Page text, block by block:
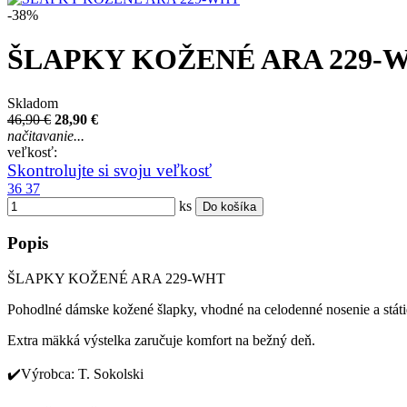
-38%
ŠLAPKY KOŽENÉ ARA 229-
Skladom
46,90 € 28,90 €
načitavanie...
veľkosť:
Skontrolujte si svoju veľkosť
36 37
ks
Do košíka
Popis
ŠLAPKY KOŽENÉ ARA 229-WHT
Pohodlné dámske kožené šlapky, vhodné na celodenné nosenie a
Extra mäkká výstelka zaručuje komfort na bežný deň.
✔️Výrobca: T. Sokolski